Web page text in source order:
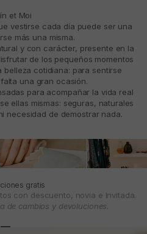
et Moi
vestirse cada día puede ser una
más una misma.
y con carácter, presente en la
de los pequeños momentos
belleza cotidiana: para sentirse
una gran ocasión.
para acompañar la vida real
ellas mismas: seguras, naturales
necesidad de demostrar nada.
gratis
con descuento, novia e Invitada.
de cambios y devoluciones.